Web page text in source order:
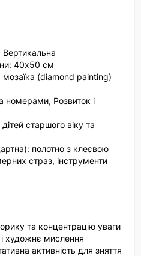
Вертикальна
40х50 см
(diamond painting)
номерами, Розвиток і
старшого віку та
полотно з клеєвою
страз, інструменти
та концентрацію уваги
художнє мислення
активність для зняття